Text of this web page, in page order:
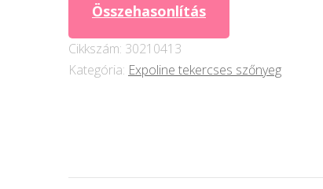
(Pantone
Cool
Grey
Összehasonlítás
Cikkszám: 30210413
Kategória: Expoline tekercses szőnyeg